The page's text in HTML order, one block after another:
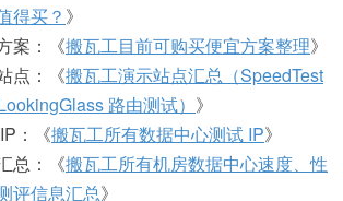
得买？ 》
案：《搬瓦工目前可购买便宜方案整理》
点：《搬瓦工演示站点汇总（SpeedTest
路由测试） 》
：《搬瓦工所有数据中心测试 IP》
总：《搬瓦工所有机房数据中心速度、性
评信息汇总》